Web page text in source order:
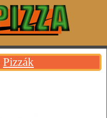
Pizzák